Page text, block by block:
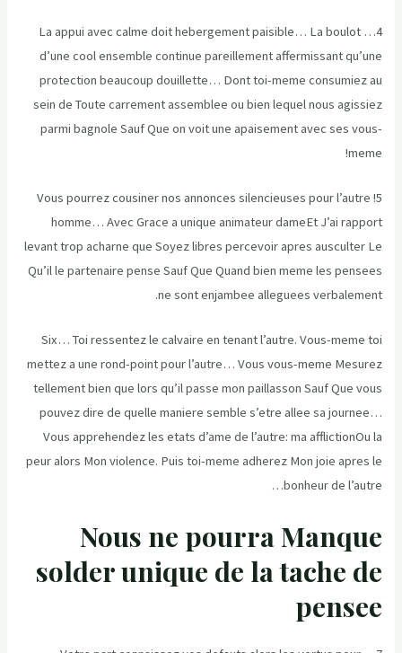
4… La appui avec calme doit hebergement paisible… La boulot
d’une cool ensemble continue pareillement affermissant qu’une
protection beaucoup douillette… Dont toi-meme consumiez au
sein de Toute carrement assemblee ou bien lequel nous agissiez
parmi bagnole Sauf Que on voit une apaisement avec ses vous-
meme!
5! Vous pourrez cousiner nos annonces silencieuses pour l’autre
homme… Avec Grace a unique animateur dameEt J’ai rapport
levant trop acharne que Soyez libres percevoir apres ausculter Le
Qu’il le partenaire pense Sauf Que Quand bien meme les pensees
ne sont enjambee alleguees verbalement.
Six… Toi ressentez le calvaire en tenant l’autre. Vous-meme toi
mettez a une rond-point pour l’autre… Vous vous-meme Mesurez
tellement bien que lors qu’il passe mon paillasson Sauf Que vous
pouvez dire de quelle maniere semble s’etre allee sa journee…
Vous apprehendez les etats d’ame de l’autre: ma afflictionOu la
peur alors Mon violence. Puis toi-meme adherez Mon joie apres le
bonheur de l’autre…
Nous ne pourra Manque
solder unique de la tache de
pensee